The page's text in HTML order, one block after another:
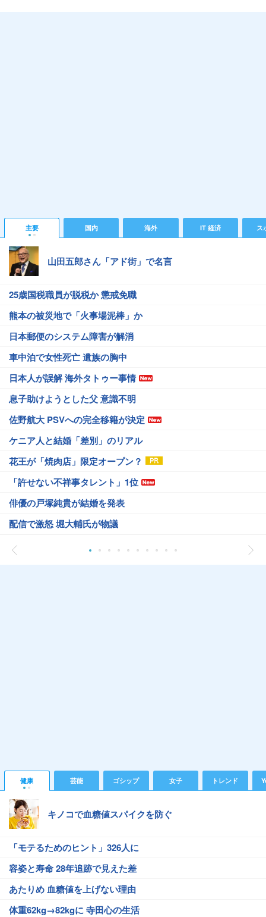
主要 国内 海外 IT 経済 ス
山田五郎さん「アド街」で名言
25歳国税職員が脱税か 懲戒免職
熊本の被災地で「火事場泥棒」か
日本郵便のシステム障害が解消
車中泊で女性死亡 遺族の胸中
日本人が誤解 海外タトゥー事情
息子助けようとした父 意識不明
佐野航大 PSVへの完全移籍が決定
ケニア人と結婚「差別」のリアル
花王が「焼肉店」限定オープン？
「許せない不祥事タレント」1位
俳優の戸塚純貴が結婚を発表
配信で激怒 堀大輔氏が物議
健康 芸能 ゴシップ 女子 トレンド
キノコで血糖値スパイクを防ぐ
「モテるためのヒント」326人に
容姿と寿命 28年追跡で見えた差
あたりめ 血糖値を上げない理由
体重62kg→82kgに 寺田心の生活